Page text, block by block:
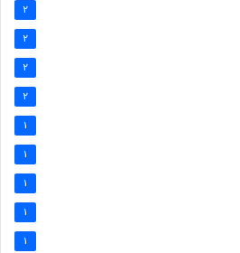
2
2
2
2
1
1
1
1
1